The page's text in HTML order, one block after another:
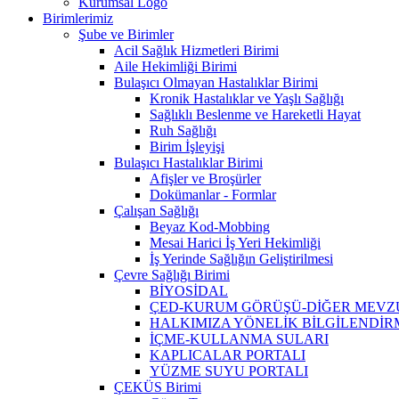
Birimlerimiz
Şube ve Birimler
Acil Sağlık Hizmetleri Birimi
Aile Hekimliği Birimi
Bulaşıcı Olmayan Hastalıklar Birimi
Kronik Hastalıklar ve Yaşlı Sağlığı
Sağlıklı Beslenme ve Hareketli Hayat
Ruh Sağlığı
Birim İşleyişi
Bulaşıcı Hastalıklar Birimi
Afişler ve Broşürler
Dokümanlar - Formlar
Çalışan Sağlığı
Beyaz Kod-Mobbing
Mesai Harici İş Yeri Hekimliği
İş Yerinde Sağlığın Geliştirilmesi
Çevre Sağlığı Birimi
BİYOSİDAL
ÇED-KURUM GÖRÜŞÜ-DİĞER
HALKIMIZA YÖNELİK
İÇME-KULLANMA SULARI
KAPLICALAR PORTALI
YÜZME SUYU PORTALI
ÇEKÜS Birimi